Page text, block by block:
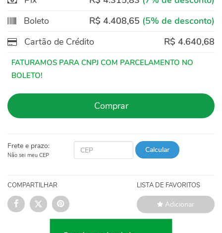
Boleto
R$ 4.408,65 (5% de desconto)
Cartão de Crédito
R$ 4.640,68
Comprar
Frete e prazo:
Não sei meu CEP
Calcular
COMPARTILHAR LISTA DE FAVORITOS
Adicionar